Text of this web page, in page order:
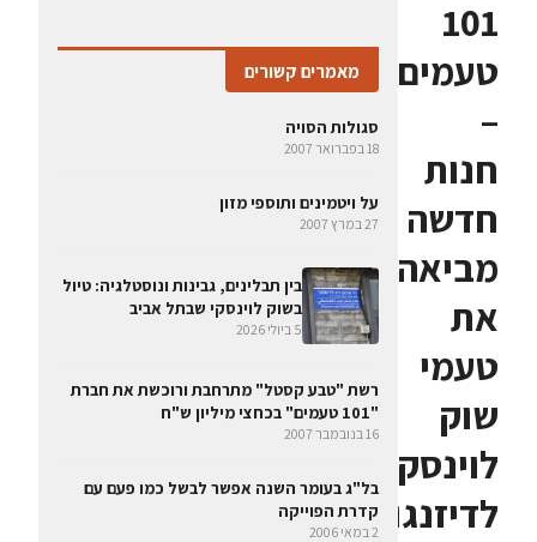
101
טעמים
–
חנות
חדשה
מביאה
את
טעמי
שוק
לוינסקי
לדיזנגוף
מאמרים קשורים
סגולות הסויה
18 בפברואר 2007
על ויטמינים ותוספי מזון
27 במרץ 2007
בין תבלינים, גבינות ונוסטלגיה: טיול
בשוק לוינסקי שבתל אביב
5 ביולי 2026
רשת "טבע קסטל" מתרחבת ורוכשת את חברת
"101 טעמים" בכחצי מיליון ש"ח
16 בנובמבר 2007
בל"ג בעומר השנה אפשר לבשל כמו פעם עם
קדרת הפוייקה
2 במאי 2006